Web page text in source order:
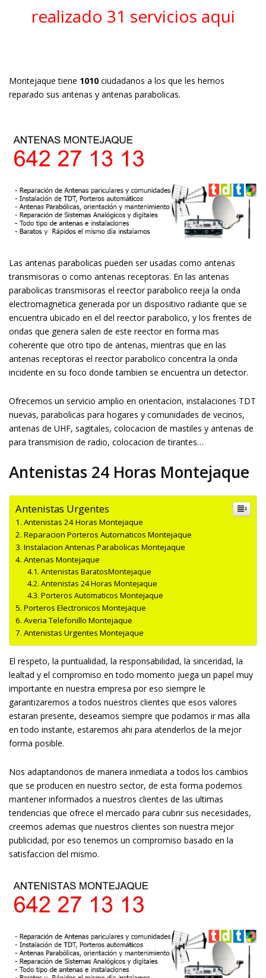
realizado 31 servicios aqui
Montejaque tiene 1010 ciudadanos a los que les hemos
reparado sus antenas y antenas parabolicas.
Las antenas parabolicas pueden ser usadas como antenas
transmisoras o como antenas receptoras. En las antenas
parabolicas transmisoras el reflector parabolico refleja la onda
electromagnetica generada por un dispositivo radiante que se
encuentra ubicado en el del reflector parabolico, y los frentes de
ondas que genera salen de este reflector en forma mas
coherente que otro tipo de antenas, mientras que en las
antenas receptoras el reflector parabolico concentra la onda
incidente en su foco donde tambien se encuentra un detector.
Ofrecemos un servicio amplio en orientacion, instalaciones TDT
nuevas, parabolicas para hogares y comunidades de vecinos,
antenas de UHF, sagitales, colocacion de mastiles y antenas de
para transmision de radio, colocacion de tirantes…
Antenistas 24 Horas Montejaque
Antenistas Urgentes
Antenistas 24 Horas Montejaque
Reparacion Porteros Automaticos Montejaque
Instalacion Antenas Parabolicas Montejaque
Antenas Montejaque
Antenistas BaratosMontejaque
Antenistas 24 Horas Montejaque
Porteros Automaticos Montejaque
Porteros Electronicos Montejaque
Averia Telefonillo Montejaque
Antenistas Urgentes Montejaque
El respeto, la puntualidad, la responsabilidad, la sinceridad, la
lealtad y el compromiso en todo momento juega un papel muy
importante en nuestra empresa por eso siempre le
garantizaremos a todos nuestros clientes que esos valores
estaran presente, deseamos siempre que podamos ir mas alla
en todo instante, estaremos ahi para atenderlos de la mejor
forma posible.
Nos adaptandonos de manera inmediata a todos los cambios
que se producen en nuestro sector, de esta forma podemos
mantener informados a nuestros clientes de las ultimas
tendencias que ofrece el mercado para cubrir sus necesidades,
creemos ademas que nuestros clientes son nuestra mejor
publicidad, por eso tenemos un compromiso basado en la
satisfaccion del mismo.